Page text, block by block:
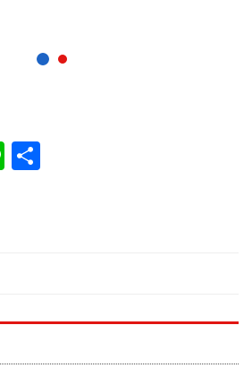
Li